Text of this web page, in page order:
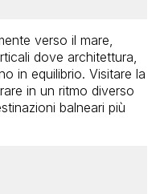
verso il mare,
dove architettura,
in equilibrio. Visitare la
in un ritmo diverso
balneari più